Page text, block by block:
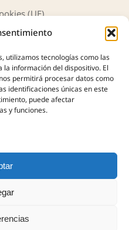
utilizamos tecnologías como las
información del dispositivo. El
permitirá procesar datos como
identificaciones únicas en este
puede afectar
y funciones.
(UE)
curated selection of
objects with history. Over
us in the purchase,
always with